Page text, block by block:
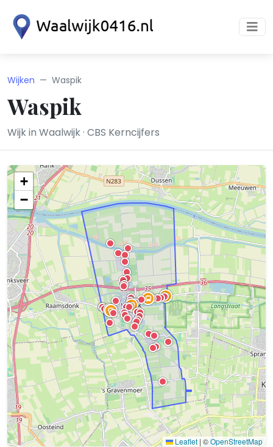
Wijken Waspik
Waspik
Wijk in Waalwijk · CBS Kerncijfers
+
−
Leaflet | ©OpenStreetMap